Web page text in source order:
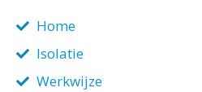
Home
Isolatie
Werkwijze